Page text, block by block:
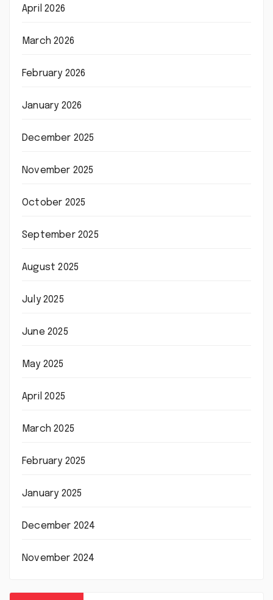
April 2026
March 2026
February 2026
January 2026
December 2025
November 2025
October 2025
September 2025
August 2025
July 2025
June 2025
May 2025
April 2025
March 2025
February 2025
January 2025
December 2024
November 2024